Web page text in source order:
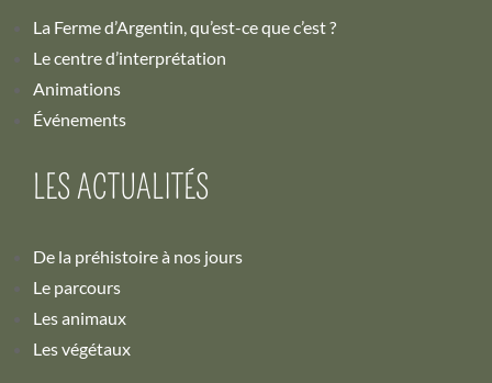
La Ferme d’Argentin, qu’est-ce que c’est ?
Le centre d’interprétation
Animations
Événements
LES ACTUALITÉS
De la préhistoire à nos jours
Le parcours
Les animaux
Les végétaux